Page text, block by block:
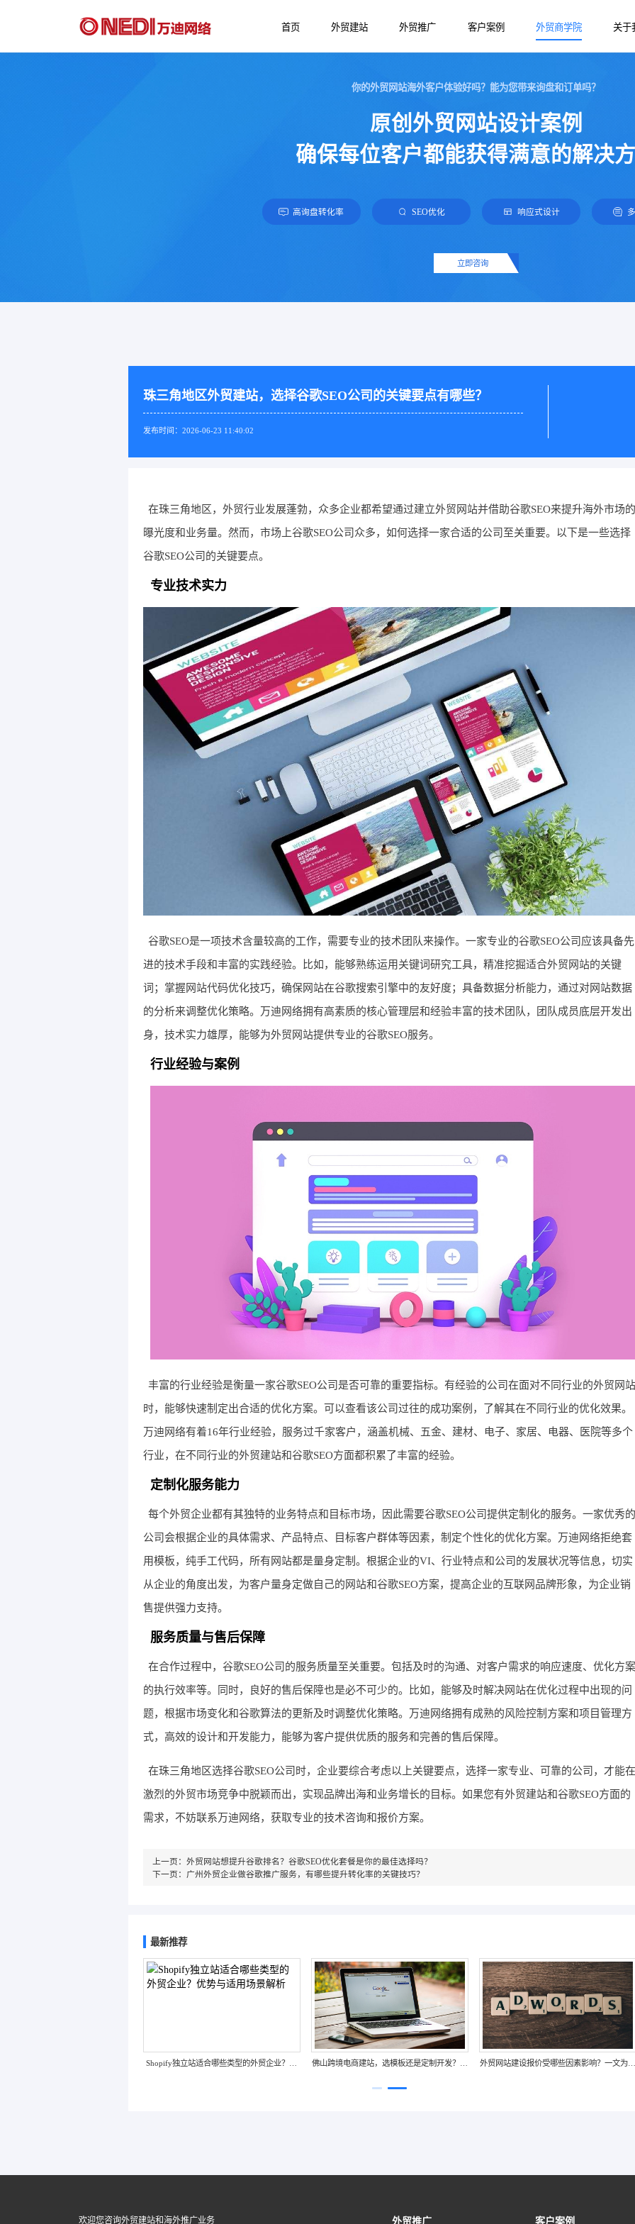
首页 外贸建站 外贸推广
谷歌推广
网易外贸通
Google SEO优化
Yandex推广
Bing海外推广
客户案例
外贸产品站
营销外贸站
B2B外贸站
外贸商学院
外贸网站建设
外贸建站知识
关于
你的外贸网站海外客户体验好吗？能为您带来询盘和订单吗？
原创外贸网站设计案例
确保每位客户都能获得满意的解决
高询盘转化率 SEO优化 响应式设计
立即咨询
珠三角地区外贸建站，选择谷歌SEO公司的关键要点有哪些？
发布时间：2026-06-23 11:40:02
在珠三角地区，外贸行业发展蓬勃，众多企业都希望通过建立外贸网站并借助谷歌SEO来提升海外市场
曝光度和业务量。然而，市场上谷歌SEO公司众多，如何选择一家合适的公司至关重要。以下是一些选择
谷歌SEO公司的关键要点。
专业技术实力
谷歌SEO是一项技术含量较高的工作，需要专业的技术团队来操作。一家专业的谷歌SEO公司应该具备先
进的技术手段和丰富的实践经验。比如，能够熟练运用关键词研究工具，精准挖掘适合外贸网站的关键
词；掌握网站代码优化技巧，确保网站在谷歌搜索引擎中的友好度；具备数据分析能力，通过对网站数据
的分析来调整优化策略。万迪网络拥有高素质的核心管理层和经验丰富的技术团队，团队成员底层开发出
身，技术实力雄厚，能够为外贸网站提供专业的谷歌SEO服务。
行业经验与案例
丰富的行业经验是衡量一家谷歌SEO公司是否可靠的重要指标。有经验的公司在面对不同行业的外贸网
时，能够快速制定出合适的优化方案。可以查看该公司过往的成功案例，了解其在不同行业的优化效果。
万迪网络有着16年行业经验，服务过千家客户，涵盖机械、五金、建材、电子、家居、电器、医院等多个
行业，在不同行业的外贸建站和谷歌SEO方面都积累了丰富的经验。
定制化服务能力
每个外贸企业都有其独特的业务特点和目标市场，因此需要谷歌SEO公司提供定制化的服务。一家优秀
公司会根据企业的具体需求、产品特点、目标客户群体等因素，制定个性化的优化方案。万迪网络拒绝套
用模板，纯手工代码，所有网站都是量身定制。根据企业的VI、行业特点和公司的发展状况等信息，切实
从企业的角度出发，为客户量身定做自己的网站和谷歌SEO方案，提高企业的互联网品牌形象，为企业销
售提供强力支持。
服务质量与售后保障
在合作过程中，谷歌SEO公司的服务质量至关重要。包括及时的沟通、对客户需求的响应速度、优化方
的执行效率等。同时，良好的售后保障也是必不可少的。比如，能够及时解决网站在优化过程中出现的问
题，根据市场变化和谷歌算法的更新及时调整优化策略。万迪网络拥有成熟的风险控制方案和项目管理方
式，高效的设计和开发能力，能够为客户提供优质的服务和完善的售后保障。
在珠三角地区选择谷歌SEO公司时，企业要综合考虑以上关键要点，选择一家专业、可靠的公司，才能
激烈的外贸市场竞争中脱颖而出，实现品牌出海和业务增长的目标。如果您有外贸建站和谷歌SEO方面的
需求，不妨联系万迪网络，获取专业的技术咨询和报价方案。
上一页：外贸网站想提升谷歌排名？谷歌SEO优化套餐是你的最佳选择吗？
下一页： 广州外贸企业做谷歌推广服务，有哪些提升转化率的关键技巧？
最新推荐
珠三角地区外贸企业做谷歌推广，选哪家公司
Shopify独立站适合哪些类型的外贸企业？优
佛山跨境电商建站，选模板还是定制开发？不
欢迎您咨询外贸建站和海外推广业务 外贸推广 客户案例